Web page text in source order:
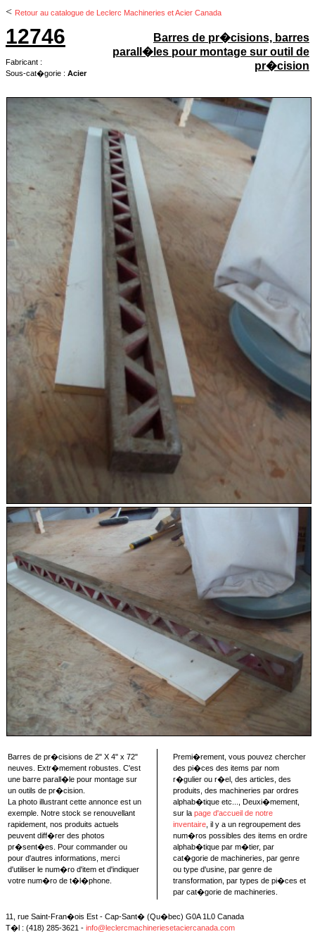
< Retour au catalogue de Leclerc Machineries et Acier Canada
12746
Fabricant :
Sous-cat�gorie : Acier
Barres de pr�cisions, barres
parall�les pour montage sur outil de
pr�cision
Barres de pr�cisions de 2" X 4" x 72"
neuves. Extr�mement robustes. C'est
une barre parall�le pour montage sur
un outils de pr�cision.
La photo illustrant cette annonce est un
exemple. Notre stock se renouvellant
rapidement, nos produits actuels
peuvent diff�rer des photos
pr�sent�es. Pour commander ou
pour d'autres informations, merci
d'utiliser le num�ro d'item et d'indiquer
votre num�ro de t�l�phone.
Premi�rement, vous pouvez chercher
des pi�ces des items par nom
r�gulier ou r�el, des articles, des
produits, des machineries par ordres
alphab�tique etc..., Deuxi�mement,
sur la page d'accueil de notre
inventaire , il y a un regroupement des
num�ros possibles des items en ordre
alphab�tique par m�tier, par
cat�gorie de machineries, par genre
ou type d'usine, par genre de
transformation, par types de pi�ces et
par cat�gorie de machineries.
11, rue Saint-Fran�ois Est - Cap-Sant� (Qu�bec) G0A 1L0 Canada
T�l : (418) 285-3621 - info@leclercmachineriesetaciercanada.com